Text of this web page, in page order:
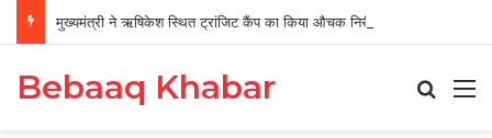
मुख्यमंत्री ने ऋषिकेश स्थित ट्रांजिट कैंप का किया औचक निरीक्षण
Bebaaq Khabar